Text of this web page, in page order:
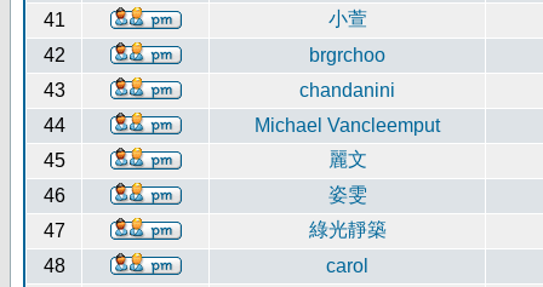
41
小萱
42
brgrchoo
43
chandanini
44
Michael Vancleemput
45
麗文
46
姿雯
47
綠光靜築
48
carol